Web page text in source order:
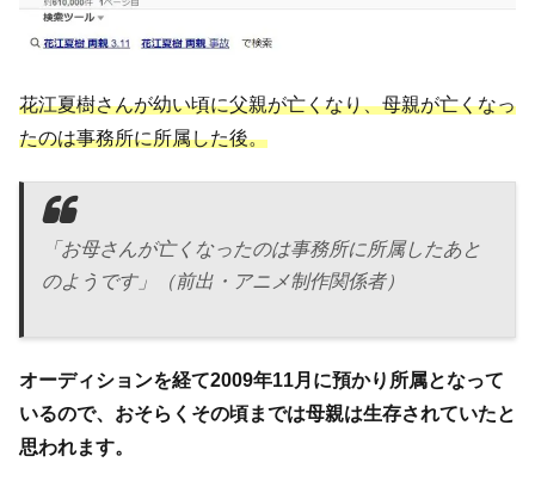
花江夏樹さんが幼い頃に父親が亡くなり、母親が亡くなっ
たのは事務所に所属した後。
「お母さんが亡くなったのは事務所に所属したあと
のようです」（前出・アニメ制作関係者）
オーディションを経て2009年11月に預かり所属となって
いるので、おそらくその頃までは母親は生存されていたと
思われます。